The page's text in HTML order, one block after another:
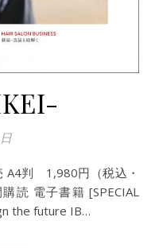
読 電子書籍 [SPECIAL
the future IB…